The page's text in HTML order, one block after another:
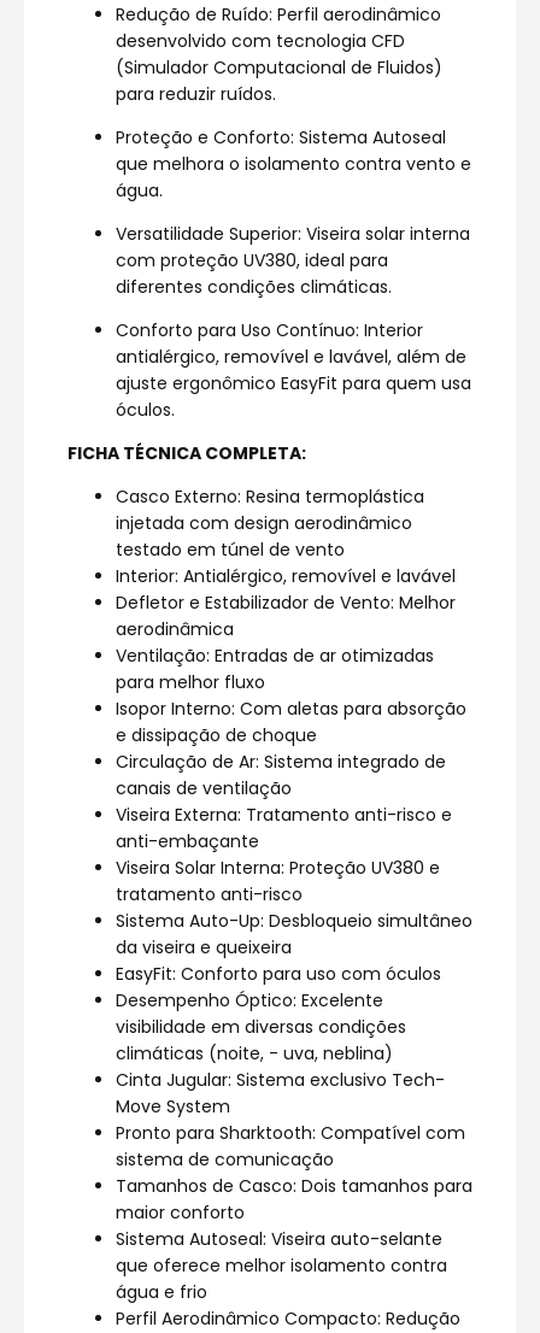
Redução de Ruído: Perfil aerodinâmico
desenvolvido com tecnologia CFD
(Simulador Computacional de Fluidos)
para reduzir ruídos.
Proteção e Conforto: Sistema Autoseal
que melhora o isolamento contra vento e
água.
Versatilidade Superior: Viseira solar interna
com proteção UV380, ideal para
diferentes condições climáticas.
Conforto para Uso Contínuo: Interior
antialérgico, removível e lavável, além de
ajuste ergonômico EasyFit para quem usa
óculos.
FICHA TÉCNICA COMPLETA:
Casco Externo: Resina termoplástica
injetada com design aerodinâmico
testado em túnel de vento
Interior: Antialérgico, removível e lavável
Defletor e Estabilizador de Vento: Melhor
aerodinâmica
Ventilação: Entradas de ar otimizadas
para melhor fluxo
Isopor Interno: Com aletas para absorção
e dissipação de choque
Circulação de Ar: Sistema integrado de
canais de ventilação
Viseira Externa: Tratamento anti-risco e
anti-embaçante
Viseira Solar Interna: Proteção UV380 e
tratamento anti-risco
Sistema Auto-Up: Desbloqueio simultâneo
da viseira e queixeira
EasyFit: Conforto para uso com óculos
Desempenho Óptico: Excelente
visibilidade em diversas condições
climáticas (noite, - uva, neblina)
Cinta Jugular: Sistema exclusivo Tech-
Move System
Pronto para Sharktooth: Compatível com
sistema de comunicação
Tamanhos de Casco: Dois tamanhos para
maior conforto
Sistema Autoseal: Viseira auto-selante
que oferece melhor isolamento contra
água e frio
Perfil Aerodinâmico Compacto: Redução